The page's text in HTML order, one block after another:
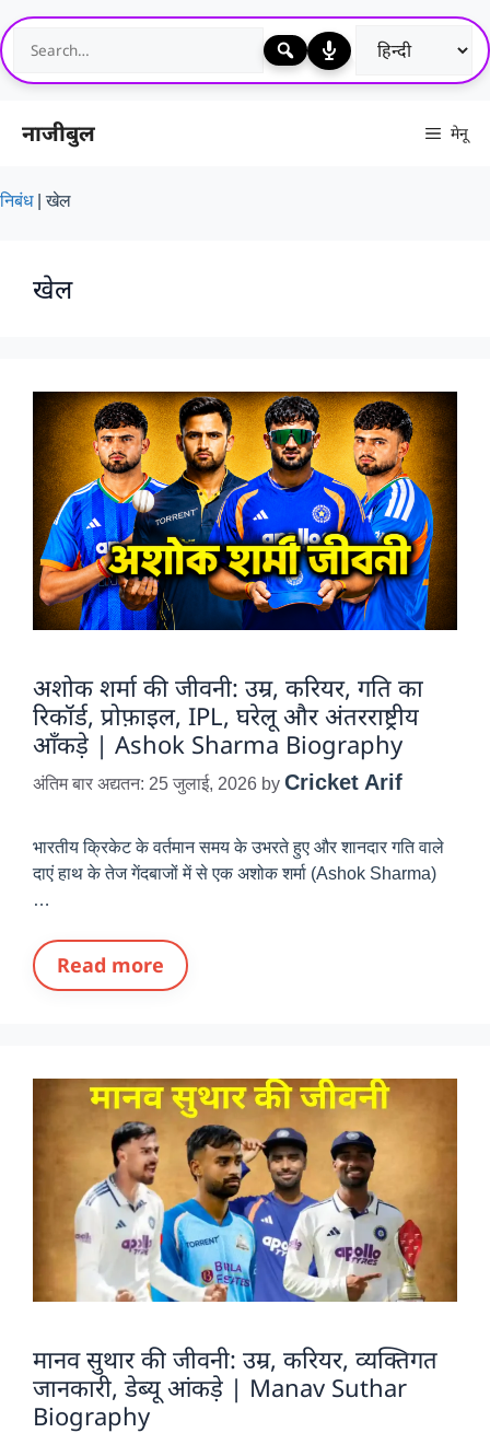
Skip
to
content
नाजीबुल मेनू
निबंध|खेल
खेल
अशोक शर्मा की जीवनी: उम्र, करियर, गति का
रिकॉर्ड, प्रोफ़ाइल, IPL, घरेलू और अंतरराष्ट्रीय
आँकड़े | Ashok Sharma Biography
अंतिम बार अद्यतन: 25 जुलाई, 2026 by Cricket Arif
भारतीय क्रिकेट के वर्तमान समय के उभरते हुए और शानदार गति वाले
दाएं हाथ के तेज गेंदबाजों में से एक अशोक शर्मा (Ashok Sharma)
…
Read more
मानव सुथार की जीवनी: उम्र, करियर, व्यक्तिगत
जानकारी, डेब्यू आंकड़े | Manav Suthar
Biography